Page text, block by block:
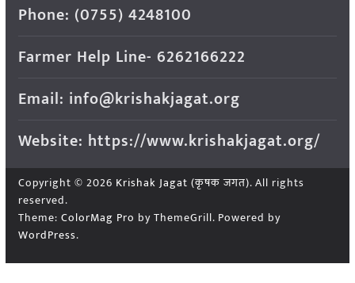
Phone: (0755) 4248100
Farmer Help Line- 6262166222
Email: info@krishakjagat.org
Website: https://www.krishakjagat.org/
Copyright © 2026 Krishak Jagat (कृषक जगत). All rights
reserved.
Theme: ColorMag Pro by ThemeGrill. Powered by
WordPress.